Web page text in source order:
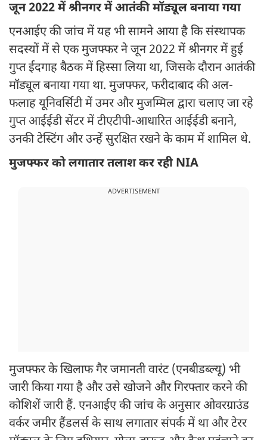
जून 2022 में श्रीनगर में आतंकी मॉड्यूल बनाया गया
एनआईए की जांच में यह भी सामने आया है कि संस्थापक
सदस्यों में से एक मुजफ्फर ने जून 2022 में श्रीनगर में हुई
गुप्त ईदगाह बैठक में हिस्सा लिया था, जिसके दौरान आतंकी
मॉड्यूल बनाया गया था. मुजफ्फर, फरीदाबाद की अल-
फलाह यूनिवर्सिटी में उमर और मुजम्मिल द्वारा चलाए जा रहे
गुप्त आईईडी सेंटर में टीएटीपी-आधारित आईईडी बनाने,
उनकी टेस्टिंग और उन्हें सुरक्षित रखने के काम में शामिल थे.
मुजफ्फर को लगातार तलाश कर रही NIA
ADVERTISEMENT
मुजफ्फर के खिलाफ गैर जमानती वारंट (एनबीडब्ल्यू) भी
जारी किया गया है और उसे खोजने और गिरफ्तार करने की
कोशिशें जारी हैं. एनआईए की जांच के अनुसार ओवरग्राउंड
वर्कर जमीर हैंडलर्स के साथ लगातार संपर्क में था और टेरर